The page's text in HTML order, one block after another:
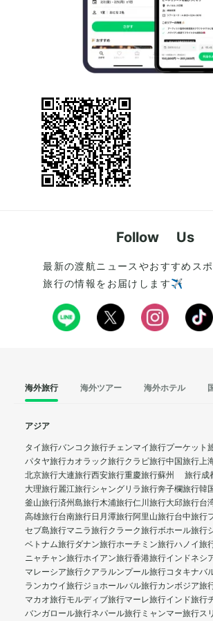
Follow Us
最新の渡航ニュースやおすすめスポ
旅行の情報をお届けします✈️
海外旅行 海外ツアー 海外ホテル
アジア
タイ旅行バンコク旅行チェンマイ旅行プーケット
パタヤ旅行カオラック旅行クラビ旅行中国旅行上
北京旅行大連旅行西安旅行重慶旅行蘇州 旅行成
大理旅行麗江旅行シャングリラ旅行奔子欄旅行韓
釜山旅行済州島旅行木浦旅行仁川旅行大邱旅行台
高雄旅行台南旅行日月潭旅行阿里山旅行台中旅行
セブ島旅行マニラ旅行クラーク旅行ボホール旅行
ベトナム旅行ダナン旅行ホーチミン旅行ハノイ旅
ニャチャン旅行ホイアン旅行香港旅行インドネシ
マレーシア旅行クアラルンプール旅行コタキナバ
ランカウイ旅行ジョホールバル旅行カンボジア旅
マカオ旅行モルディブ旅行マーレ旅行インド旅行
バンガロール旅行ネパール旅行 ミャンマー旅行ス